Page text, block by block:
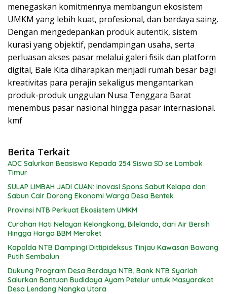
menegaskan komitmennya membangun ekosistem
UMKM yang lebih kuat, profesional, dan berdaya saing.
Dengan mengedepankan produk autentik, sistem
kurasi yang objektif, pendampingan usaha, serta
perluasan akses pasar melalui galeri fisik dan platform
digital, Bale Kita diharapkan menjadi rumah besar bagi
kreativitas para perajin sekaligus mengantarkan
produk-produk unggulan Nusa Tenggara Barat
menembus pasar nasional hingga pasar internasional.
kmf
Berita Terkait
ADC Salurkan Beasiswa Kepada 254 Siswa SD se Lombok
Timur
SULAP LIMBAH JADI CUAN: Inovasi Spons Sabut Kelapa dan
Sabun Cair Dorong Ekonomi Warga Desa Bentek
Provinsi NTB Perkuat Ekosistem UMKM
Curahan Hati Nelayan Kelongkong, Bilelando, dari Air Bersih
Hingga Harga BBM Meroket
Kapolda NTB Dampingi Dittipideksus Tinjau Kawasan Bawang
Putih Sembalun
Dukung Program Desa Berdaya NTB, Bank NTB Syariah
Salurkan Bantuan Budidaya Ayam Petelur untuk Masyarakat
Desa Lendang Nangka Utara